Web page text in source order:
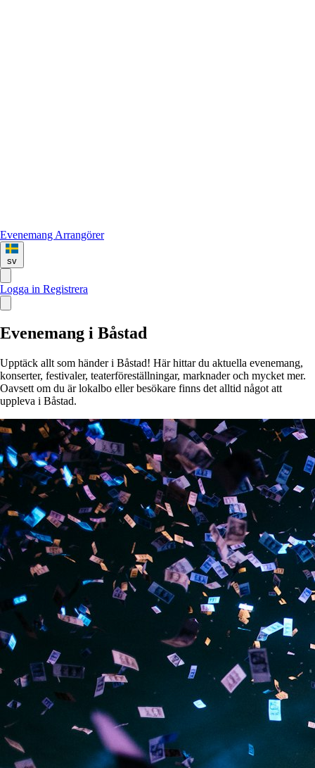
Evenemang Arrangörer
sv
Logga in Registrera
Evenemang i Båstad
Upptäck allt som händer i Båstad! Här hittar du aktuella evenemang,
konserter, festivaler, teaterföreställningar, marknader och mycket mer.
Oavsett om du är lokalbo eller besökare finns det alltid något att
uppleva i Båstad.